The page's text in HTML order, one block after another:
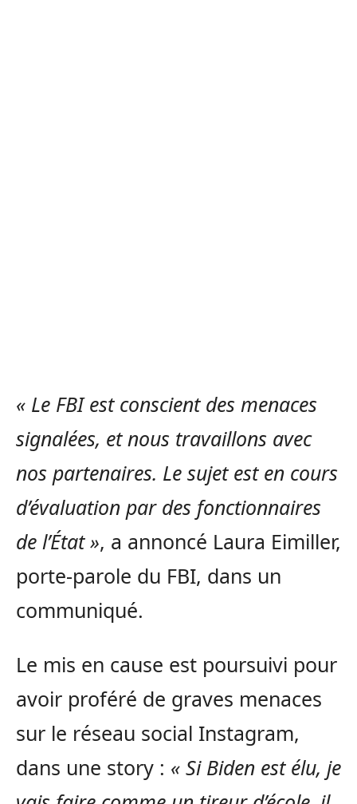
« Le FBI est conscient des menaces
signalées, et nous travaillons avec
nos partenaires. Le sujet est en cours
d’évaluation par des fonctionnaires
de l’État », a annoncé Laura Eimiller,
porte-parole du FBI, dans un
communiqué.
Le mis en cause est poursuivi pour
avoir proféré de graves menaces
sur le réseau social Instagram,
dans une story : « Si Biden est élu, je